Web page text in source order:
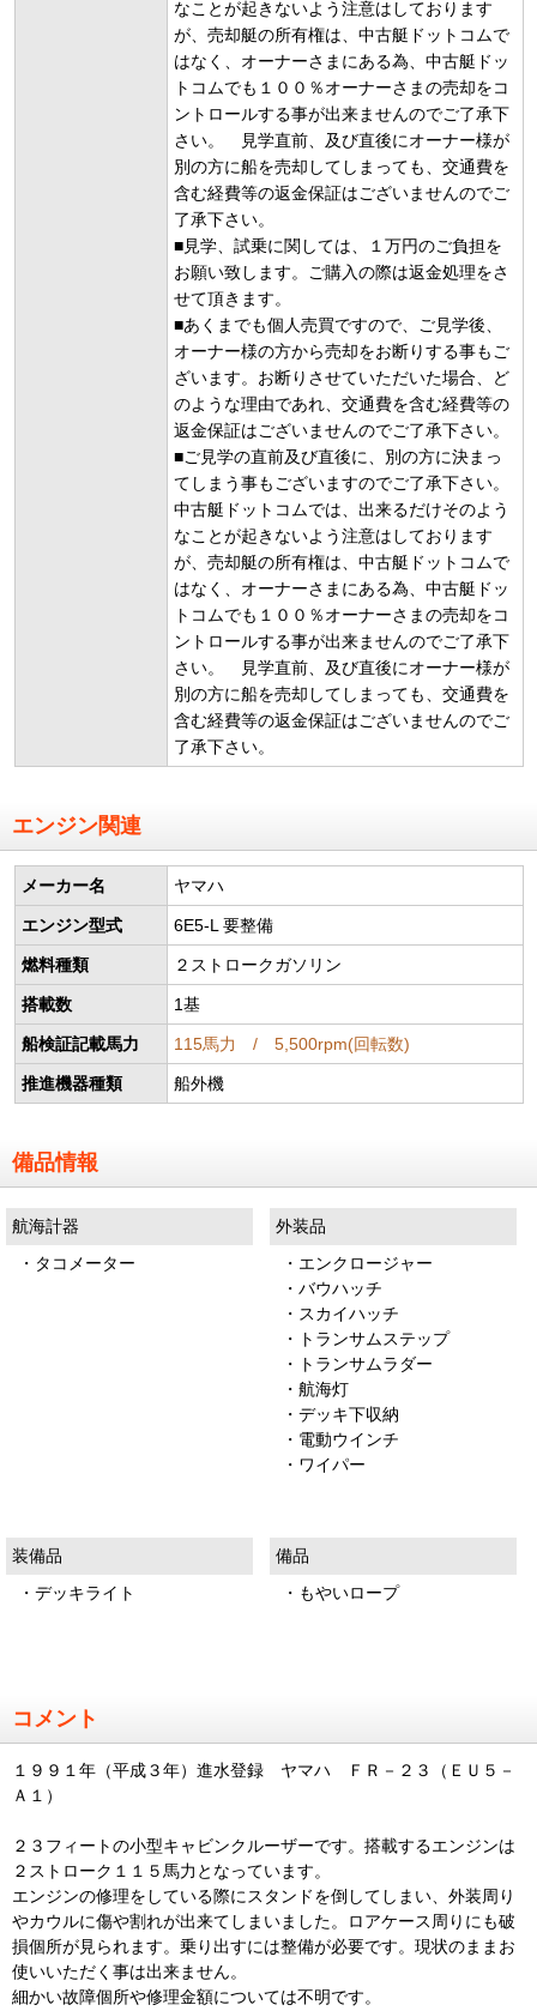
なことが起きないよう注意はしております
が、売却艇の所有権は、中古艇ドットコムで
はなく、オーナーさまにある為、中古艇ドッ
トコムでも１００％オーナーさまの売却をコ
ントロールする事が出来ませんのでご了承下
さい。 見学直前、及び直後にオーナー様が
別の方に船を売却してしまっても、交通費を
含む経費等の返金保証はございませんのでご
了承下さい。
■見学、試乗に関しては、１万円のご負担を
お願い致します。ご購入の際は返金処理をさ
せて頂きます。
■あくまでも個人売買ですので、ご見学後、
オーナー様の方から売却をお断りする事もご
ざいます。お断りさせていただいた場合、ど
のような理由であれ、交通費を含む経費等の
返金保証はございませんのでご了承下さい。
■ご見学の直前及び直後に、別の方に決まっ
てしまう事もございますのでご了承下さい。
中古艇ドットコムでは、出来るだけそのよう
なことが起きないよう注意はしております
が、売却艇の所有権は、中古艇ドットコムで
はなく、オーナーさまにある為、中古艇ドッ
トコムでも１００％オーナーさまの売却をコ
ントロールする事が出来ませんのでご了承下
さい。 見学直前、及び直後にオーナー様が
別の方に船を売却してしまっても、交通費を
含む経費等の返金保証はございませんのでご
了承下さい。
エンジン関連
メーカー名 ヤマハ
エンジン型式 6E5-L 要整備
燃料種類 ２ストロークガソリン
搭載数 1基
船検証記載馬力 115馬力 / 5,500rpm(回転数)
推進機器種類 船外機
備品情報
航海計器
・タコメーター
外装品
・エンクロージャー
・バウハッチ
・スカイハッチ
・トランサムステップ
・トランサムラダー
・航海灯
・デッキ下収納
・電動ウインチ
・ワイパー
装備品
・デッキライト
備品
・もやいロープ
コメント
１９９１年（平成３年）進水登録 ヤマハ ＦＲ－２３（ＥＵ５－
Ａ１）
２３フィートの小型キャビンクルーザーです。搭載するエンジンは
２ストローク１１５馬力となっています。
エンジンの修理をしている際にスタンドを倒してしまい、外装周り
やカウルに傷や割れが出来てしまいました。ロアケース周りにも破
損個所が見られます。乗り出すには整備が必要です。現状のままお
使いいただく事は出来ません。
細かい故障個所や修理金額については不明です。